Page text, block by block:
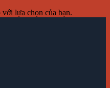
lựa chọn của bạn.